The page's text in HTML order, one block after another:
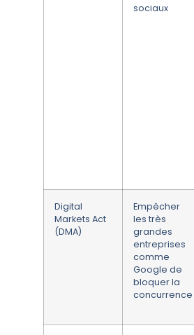
sociaux
Digital
Markets Act
(DMA)
Empêcher
les très
grandes
entreprises
comme
Google de
bloquer la
concurrence